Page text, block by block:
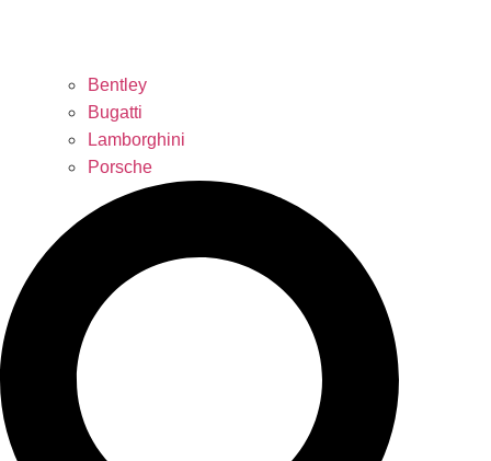
Bentley
Bugatti
Lamborghini
Porsche